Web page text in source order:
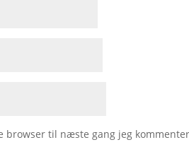
browser til næste gang jeg